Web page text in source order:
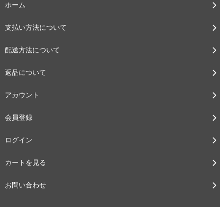
ホーム
支払い方法について
配送方法について
返品について
アカウント
会員登録
ログイン
カートを見る
お問い合わせ